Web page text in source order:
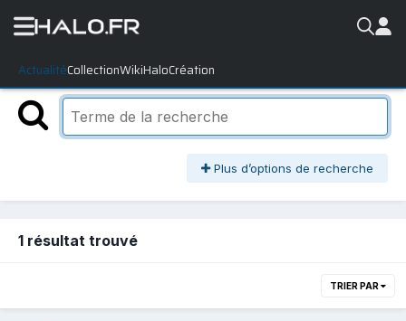
ActualitéCollectionWikiHaloCréation
Plus d’options de recherche
1 résultat trouvé
TRIER PAR